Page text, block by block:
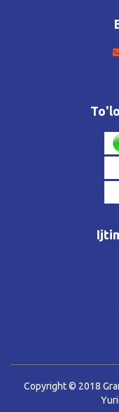
Copyright © 2018